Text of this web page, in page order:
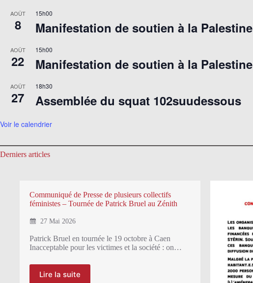
AOÛT
8
15h00
Manifestation de soutien à la Palestine
AOÛT
22
15h00
Manifestation de soutien à la Palestine
AOÛT
27
18h30
Assemblée du squat 102suudessous
Voir le calendrier
Derniers articles
Communiqué de Presse de plusieurs collectifs
féministes – Tournée de Patrick Bruel au Zénith
27 Mai 2026
Patrick Bruel en tournée le 19 octobre à Caen
Inacceptable pour les victimes et la société : on…
Lire la suite